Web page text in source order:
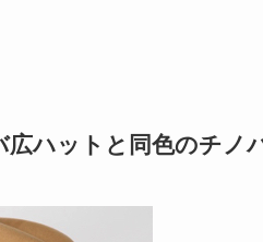
広ハットと同色のチノ